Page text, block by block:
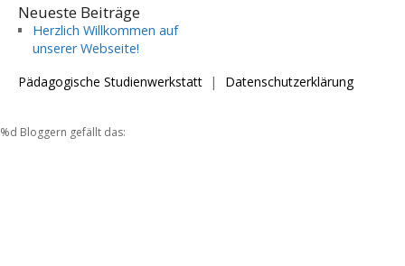
Neueste Beiträge
Herzlich Willkommen auf
unserer Webseite!
Pädagogische Studienwerkstatt
Datenschutzerklärung
%d Bloggern gefällt das: